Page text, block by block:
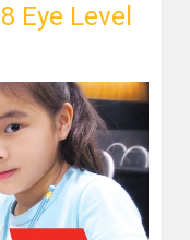
Eye Level